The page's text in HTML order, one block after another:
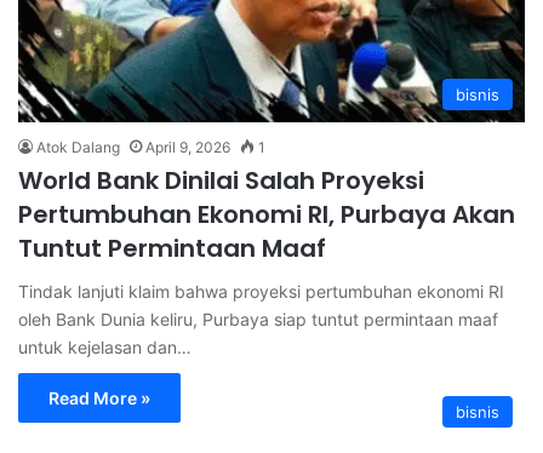
bisnis
Atok Dalang April 9, 2026 1
World Bank Dinilai Salah Proyeksi
Pertumbuhan Ekonomi RI, Purbaya Akan
Tuntut Permintaan Maaf
Tindak lanjuti klaim bahwa proyeksi pertumbuhan ekonomi RI
oleh Bank Dunia keliru, Purbaya siap tuntut permintaan maaf
untuk kejelasan dan…
Read More »
bisnis